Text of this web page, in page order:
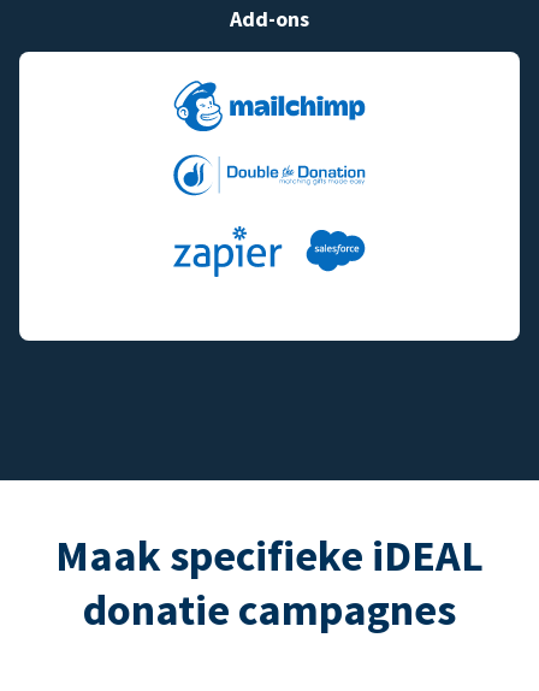
Add-ons
Maak specifieke iDEAL
donatie campagnes